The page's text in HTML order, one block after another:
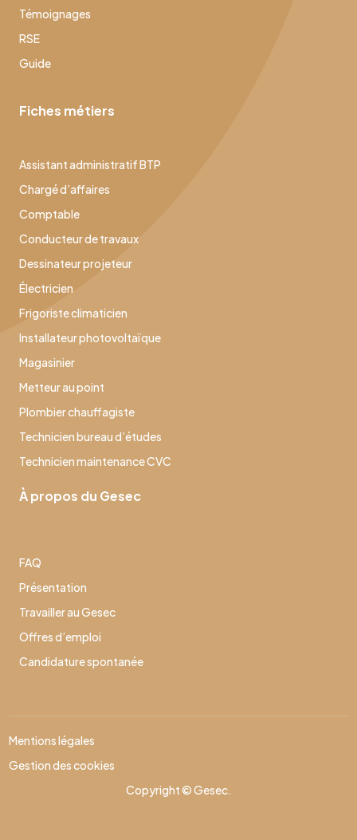
Témoignages
RSE
Guide
Fiches métiers
Assistant administratif BTP
Chargé d’affaires
Comptable
Conducteur de travaux
Dessinateur projeteur
Électricien
Frigoriste climaticien
Installateur photovoltaïque
Magasinier
Metteur au point
Plombier chauffagiste
Technicien bureau d’études
Technicien maintenance CVC
À propos du Gesec
FAQ
Présentation
Travailler au Gesec
Offres d’emploi
Candidature spontanée
Copyright © Gesec.
Mentions légales
Gestion des cookies